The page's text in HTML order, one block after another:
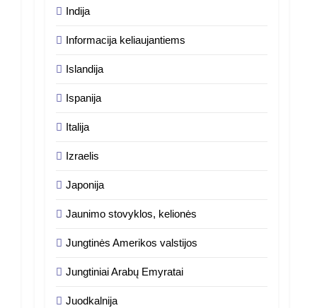
Indija
Informacija keliaujantiems
Islandija
Ispanija
Italija
Izraelis
Japonija
Jaunimo stovyklos, kelionės
Jungtinės Amerikos valstijos
Jungtiniai Arabų Emyratai
Juodkalnija